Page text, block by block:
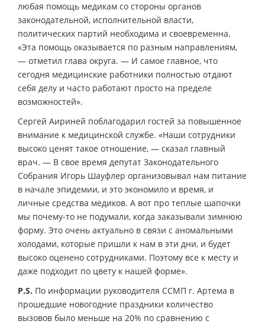
любая помощь медикам со стороны органов
законодательной, исполнительной власти,
политических партий необходима и своевременна.
«Эта помощь оказывается по разным направлениям,
— отметил глава округа. — И самое главное, что
сегодня медицинские работники полностью отдают
себя делу и часто работают просто на пределе
возможностей».
Сергей Аириней поблагодарил гостей за повышенное
внимание к медицинской службе. «Наши сотрудники
высоко ценят такое отношение, — сказал главный
врач. — В свое время депутат Законодательного
Собрания Игорь Шауфлер организовывал нам питание
в начале эпидемии, и это экономило и время, и
личные средства медиков. А вот про теплые шапочки
мы почему-то не подумали, когда заказывали зимнюю
форму. Это очень актуально в связи с аномальными
холодами, которые пришли к нам в эти дни, и будет
высоко оценено сотрудниками. Поэтому все к месту и
даже подходит по цвету к нашей форме».
P.S. По информации руководителя ССМП г. Артема в
прошедшие новогодние праздники количество
вызовов было меньше на 20% по сравнению с